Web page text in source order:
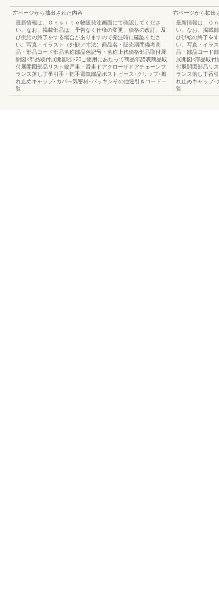
左ページから抽出された内容
最新情報は、Ｏｎｓｉｔｅ物販発注画面にて確認してくださ
い。なお、掲載部品は、予告なく仕様の変更、価格の改訂、及
び供給の終了をする場合がありますので発注時に確認くださ
い。写真・イラスト（外観／寸法）商品名・販売期間備考商
品・部品コード部品名称部品色記号・名称上代価格部品取付展
開図<部品取付展開図④>20ご使用にあたって商品年譜表商品取
付展開図部品リスト錠戸車・滑車ドアクローザドアチェーンフ
ランス落し丁番引手・把手電気部品ポストピース･クリップ･振
れ止めキャップ･カバー気密材･パッキンその他逆引きコード一
覧
右ページから抽出
最新情報は、Ｏ
い。なお、掲載
び供給の終了を
い。写真・イラ
品・部品コード
展開図<部品取
付展開図部品リ
ランス落し丁番
れ止めキャップ･
覧